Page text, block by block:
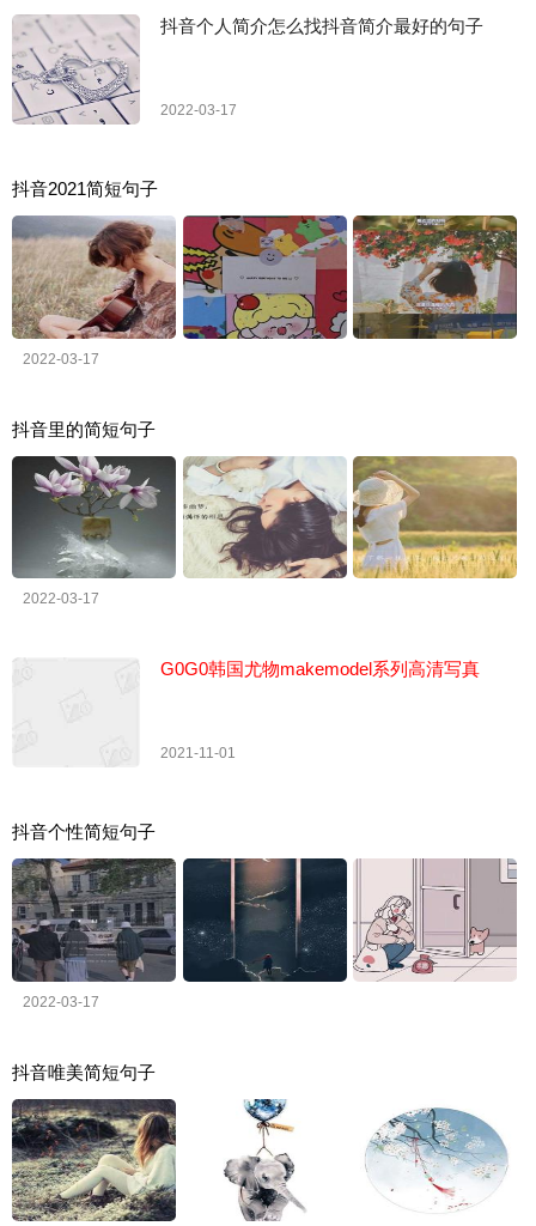
抖音个人简介怎么找抖音简介最好的句子
2022-03-17
抖音2021简短句子
2022-03-17
抖音里的简短句子
2022-03-17
G0G0韩国尤物makemodel系列高清写真
2021-11-01
抖音个性简短句子
2022-03-17
抖音唯美简短句子